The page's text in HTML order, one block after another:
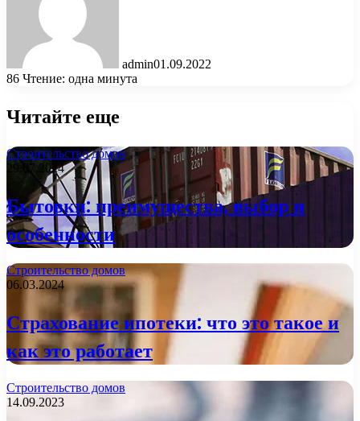
admin01.09.2022
86 Чтение: одна минута
Читайте еще
Строительство домов
29.07.2024
Бытовки: преимущества, выбор и
особенности
Строительство домов
06.03.2024
Страхование ипотеки: что это такое и
как это работает
Строительство домов
14.09.2023